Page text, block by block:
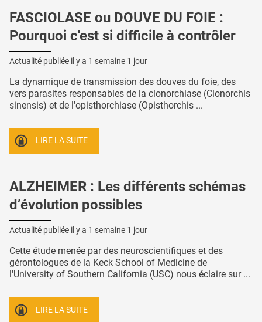
FASCIOLASE ou DOUVE DU FOIE :
Pourquoi c'est si difficile à contrôler
Actualité publiée il y a 1 semaine 1 jour
La dynamique de transmission des douves du foie, des
vers parasites responsables de la clonorchiase (Clonorchis
sinensis) et de l'opisthorchiase (Opisthorchis ...
LIRE LA SUITE
ALZHEIMER : Les différents schémas
d’évolution possibles
Actualité publiée il y a 1 semaine 1 jour
Cette étude menée par des neuroscientifiques et des
gérontologues de la Keck School of Medicine de
l'University of Southern California (USC) nous éclaire sur ...
LIRE LA SUITE